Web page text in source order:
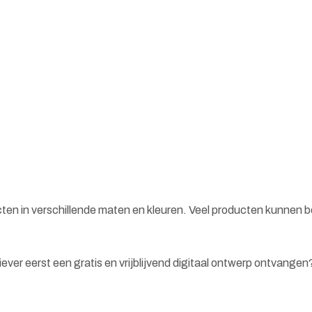
in verschillende maten en kleuren. Veel producten kunnen
eerst een gratis en vrijblijvend digitaal ontwerp